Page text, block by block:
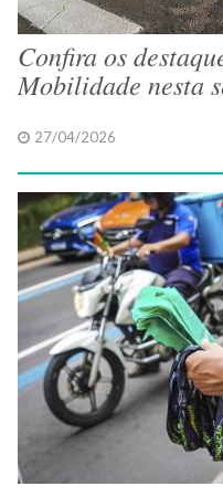
Confira os
Mobilidade nesta
27/04/2026